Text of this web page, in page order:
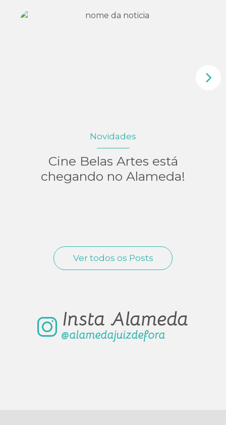
Novidades
Cine Belas Artes está
chegando no Alameda!
Ver todos os Posts
Insta Alameda
@alamedajuizdefora